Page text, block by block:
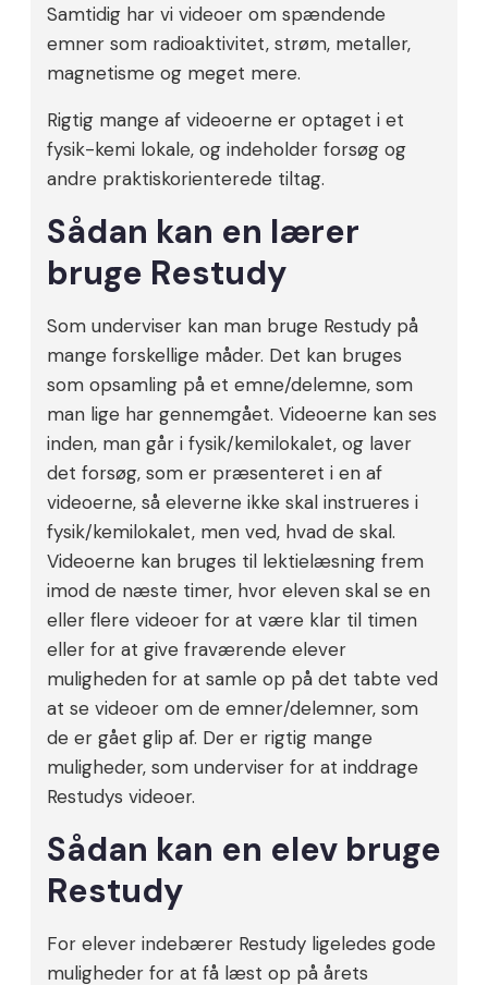
Samtidig har vi videoer om spændende
emner som radioaktivitet, strøm, metaller,
magnetisme og meget mere.
Rigtig mange af videoerne er optaget i et
fysik-kemi lokale, og indeholder forsøg og
andre praktiskorienterede tiltag.
Sådan kan en lærer
bruge Restudy
Som underviser kan man bruge Restudy på
mange forskellige måder. Det kan bruges
som opsamling på et emne/delemne, som
man lige har gennemgået. Videoerne kan ses
inden, man går i fysik/kemilokalet, og laver
det forsøg, som er præsenteret i en af
videoerne, så eleverne ikke skal instrueres i
fysik/kemilokalet, men ved, hvad de skal.
Videoerne kan bruges til lektielæsning frem
imod de næste timer, hvor eleven skal se en
eller flere videoer for at være klar til timen
eller for at give fraværende elever
muligheden for at samle op på det tabte ved
at se videoer om de emner/delemner, som
de er gået glip af. Der er rigtig mange
muligheder, som underviser for at inddrage
Restudys videoer.
Sådan kan en elev bruge
Restudy
For elever indebærer Restudy ligeledes gode
muligheder for at få læst op på årets